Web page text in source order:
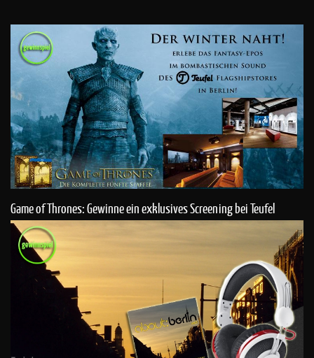
Game of Thrones: Gewinne ein exklusives Screening bei Teufel